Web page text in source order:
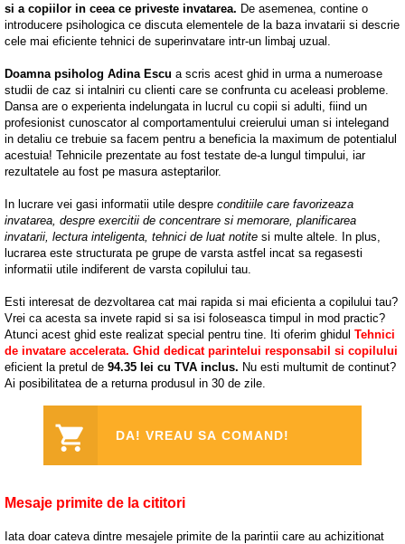
si a copiilor in ceea ce priveste invatarea. De asemenea, contine o
introducere psihologica ce discuta elementele de la baza invatarii si descrie
cele mai eficiente tehnici de superinvatare intr-un limbaj uzual.
Doamna psiholog Adina Escu a scris acest ghid in urma a numeroase
studii de caz si intalniri cu clienti care se confrunta cu aceleasi probleme.
Dansa are o experienta indelungata in lucrul cu copii si adulti, fiind un
profesionist cunoscator al comportamentului creierului uman si intelegand
in detaliu ce trebuie sa facem pentru a beneficia la maximum de potentialul
acestuia! Tehnicile prezentate au fost testate de-a lungul timpului, iar
rezultatele au fost pe masura asteptarilor.
In lucrare vei gasi informatii utile despre conditiile care favorizeaza
invatarea, despre exercitii de concentrare si memorare, planificarea
invatarii, lectura inteligenta, tehnici de luat notite si multe altele.
In plus,
lucrarea este structurata pe grupe de varsta astfel incat sa regasesti
informatii utile indiferent de varsta copilului tau.
Esti interesat de dezvoltarea cat mai rapida si mai eficienta a copilului tau?
Vrei ca acesta sa invete rapid si sa isi foloseasca timpul in mod practic?
Atunci acest ghid este realizat special pentru tine. Iti oferim ghidul Tehnici
de invatare accelerata. Ghid dedicat parintelui responsabil si copilului
eficient la pretul de 94.35 lei cu TVA inclus. Nu esti multumit de continut?
Ai posibilitatea de a returna produsul in 30 de zile.
DA! VREAU SA COMAND!
Mesaje primite de la cititori
Iata doar cateva dintre mesajele primite de la parintii care au achizitionat